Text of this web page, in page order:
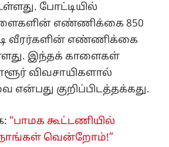
போட்டியில்
எண்ணிக்கை 850
வீரர்களின் எண்ணிக்கை
இந்தக் காளைகள்
விவசாயிகளால்
குறிப்பிடத்தக்கது.
“பாமக கூட்டணியில்
நாங்கள் வென்றோம்!”